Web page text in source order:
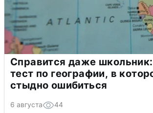
Справится даже
тест по географии, в
стыдно ошибиться
6 августа 44